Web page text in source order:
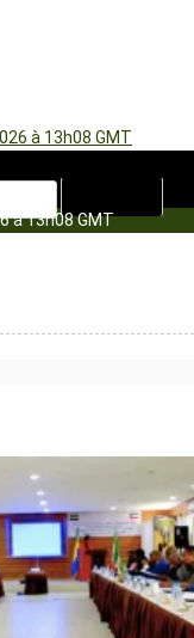
à 13h08 GMT
à 13h08 GMT